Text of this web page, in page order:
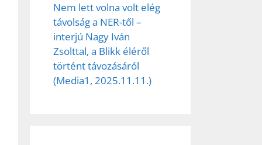
Nem lett volna volt elég
távolság a NER-től –
interjú Nagy Iván
Zsolttal, a Blikk éléről
történt távozásáról
(Media1, 2025.11.11.)